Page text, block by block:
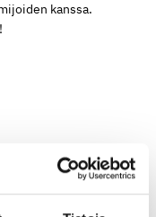
kanssa.